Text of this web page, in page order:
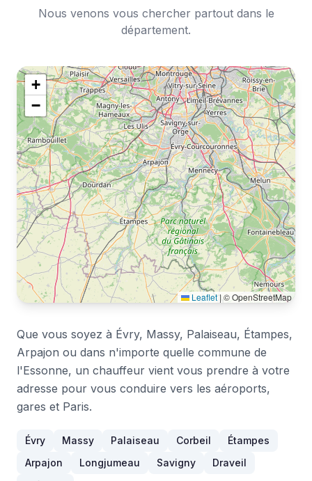
Nous venons vous chercher partout dans le
département.
+
−
Leaflet | © OpenStreetMap
Que vous soyez à Évry, Massy, Palaiseau, Étampes,
Arpajon ou dans n'importe quelle commune de
l'Essonne, un chauffeur vient vous prendre à votre
adresse pour vous conduire vers les aéroports,
gares et Paris.
Évry Massy Palaiseau Corbeil
Étampes
Arpajon
Longjumeau Savigny
Draveil